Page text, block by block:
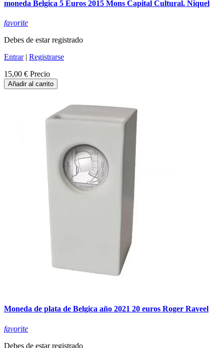
moneda Belgica 5 Euros 2015 Mons Capital Cultural. Niquel
favorite
Debes de estar registrado
Entrar| Registrarse
15,00 € Precio
Añadir al carrito
Moneda de plata de Belgica año 2021 20 euros Roger Raveel
favorite
Debes de estar registrado